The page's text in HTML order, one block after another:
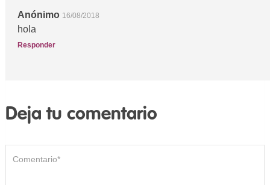
Anónimo 16/08/2018
hola
Responder
Deja tu comentario